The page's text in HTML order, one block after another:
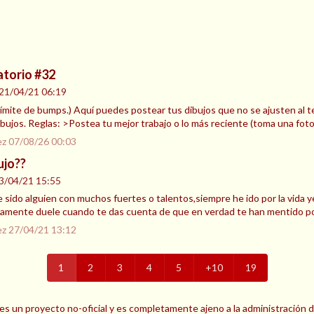
#32
04/21 06:19
de bumps.) Aquí puedes postear tus dibujos que no se ajusten al
Reglas: >Postea tu mejor trabajo o lo más reciente (toma una
07/08/26 00:03
04/21 15:55
sido alguien con muchos fuertes o talentos,siempre he ido por la vida
duele cuando te das cuenta de que en verdad te han mentido
27/04/21 13:12
1 2 3 4 5 +10 19
un proyecto no-oficial y es completamente ajeno a la administración